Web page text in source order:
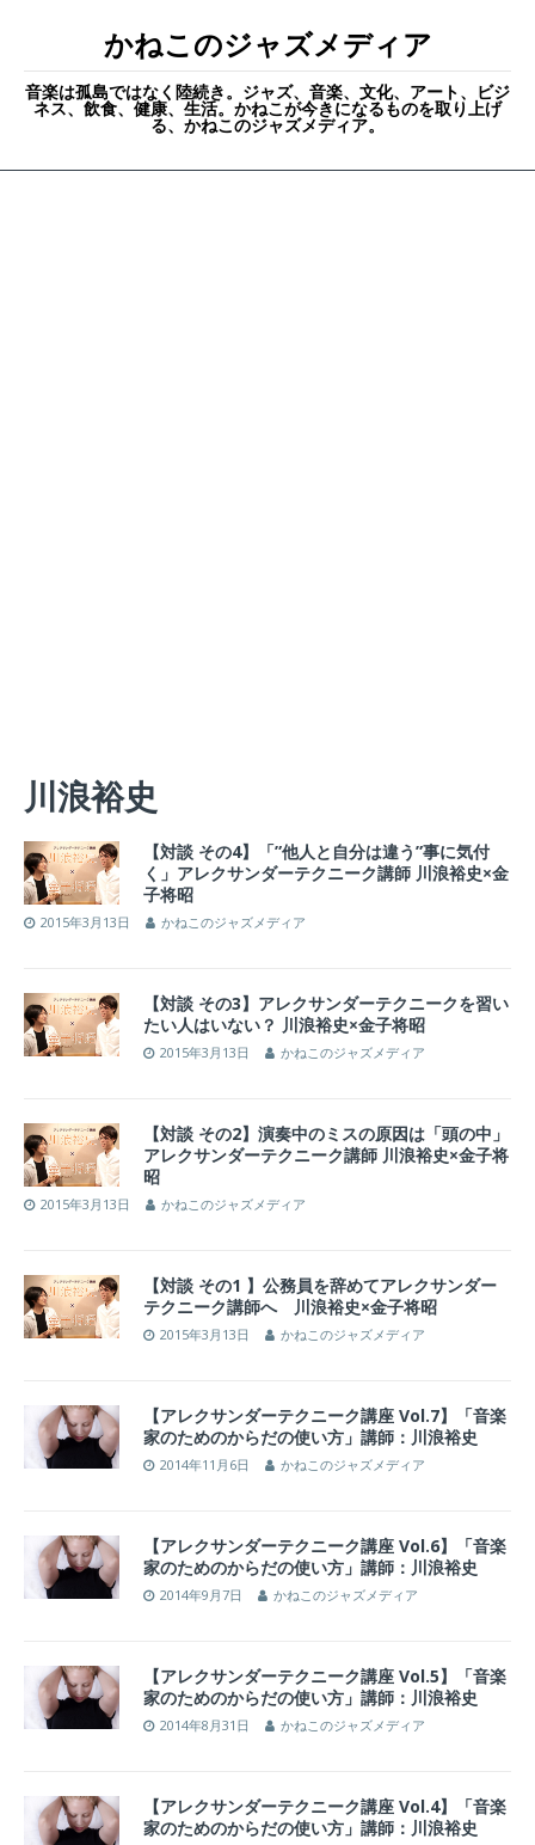
かねこのジャズメディア
音楽は孤島ではなく陸続き。ジャズ、音楽、文化、アート、ビジ
ネス、飲食、健康、生活。かねこが今きになるものを取り上げ
る、かねこのジャズメディア。
川浪裕史
【対談 その4】「”他人と自分は違う”事に気付
く」アレクサンダーテクニーク講師 川浪裕史×金
子将昭
2015年3月13日 かねこのジャズメディア
【対談 その3】アレクサンダーテクニークを習い
たい人はいない？ 川浪裕史×金子将昭
2015年3月13日 かねこのジャズメディア
【対談 その2】演奏中のミスの原因は「頭の中」
アレクサンダーテクニーク講師 川浪裕史×金子将
昭
2015年3月13日 かねこのジャズメディア
【対談 その1 】公務員を辞めてアレクサンダー
テクニーク講師へ 川浪裕史×金子将昭
2015年3月13日 かねこのジャズメディア
【アレクサンダーテクニーク講座 Vol.7】「音楽
家のためのからだの使い方」講師：川浪裕史
2014年11月6日 かねこのジャズメディア
【アレクサンダーテクニーク講座 Vol.6】「音楽
家のためのからだの使い方」講師：川浪裕史
2014年9月7日 かねこのジャズメディア
【アレクサンダーテクニーク講座 Vol.5】「音楽
家のためのからだの使い方」講師：川浪裕史
2014年8月31日 かねこのジャズメディア
【アレクサンダーテクニーク講座 Vol.4】「音楽
家のためのからだの使い方」講師：川浪裕史